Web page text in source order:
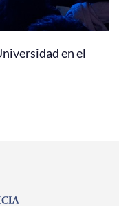
en el